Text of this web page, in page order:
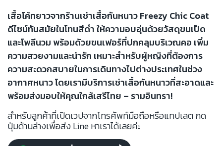
เสื้อโค้ทยาวจากร้านเช่าเสื้อกันหนาว Freezy Chic Coat
ดีไซน์ทันสมัยในโทนสีดำ ให้ความอบอุ่นด้วยวัสดุขนเป็ด
และโพลีนวม พร้อมด้วยขนเฟอร์ที่ปกคลุมบริเวณคอ เพิ่ม
ความสวยงามและน่ารัก เหมาะสำหรับผู้หญิงที่ต้องการ
ความสะดวกสบายในการเดินทางไปต่างประเทศในช่วง
อากาศหนาว โดยเรามีบริการเช่าเสื้อกันหนาวที่สะอาดและ
พร้อมส่งมอบให้คุณใกล้เสรีไทย – รามอินทรา!
สำหรับลูกค้าที่เปิดเวปจากโทรศัพท์มือถือหรือแทปเลต กด
ปุ่มด้านล่างเพื่อส่ง Line หาเราได้เลยค่ะ